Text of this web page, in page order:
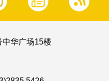
华广场15楼